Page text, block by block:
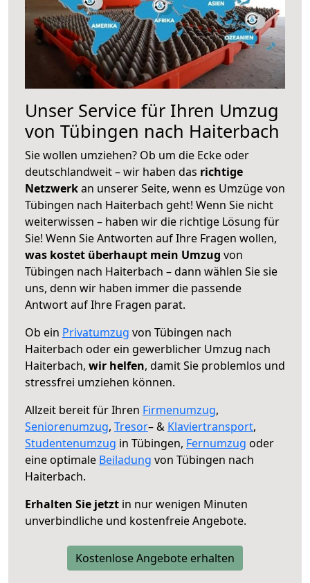
Unser Service für Ihren Umzug
von Tübingen nach Haiterbach
Sie wollen umziehen? Ob um die Ecke oder
deutschlandweit – wir haben das richtige
Netzwerkan unserer Seite, wenn es Umzüge von
Tübingen nach Haiterbach geht! Wenn Sie nicht
weiterwissen – haben wir die richtige Lösung für
Sie! Wenn Sie Antworten auf Ihre Fragen wollen,
was kostet überhaupt mein Umzug von
Tübingen nach Haiterbach – dann wählen Sie sie
uns, denn wir haben immer die passende
Antwort auf Ihre Fragen parat.
Ob ein Privatumzug von Tübingen nach
Haiterbach oder ein gewerblicher Umzug nach
Haiterbach, wir helfen, damit Sie problemlos und
stressfrei umziehen können.
Allzeit bereit für Ihren Firmenumzug,
Seniorenumzug, Tresor– & Klaviertransport,
Studentenumzug in Tübingen, Fernumzug oder
eine optimale Beiladung von Tübingen nach
Haiterbach.
Erhalten Sie jetzt in nur wenigen Minuten
unverbindliche und kostenfreie Angebote.
Kostenlose Angebote erhalten